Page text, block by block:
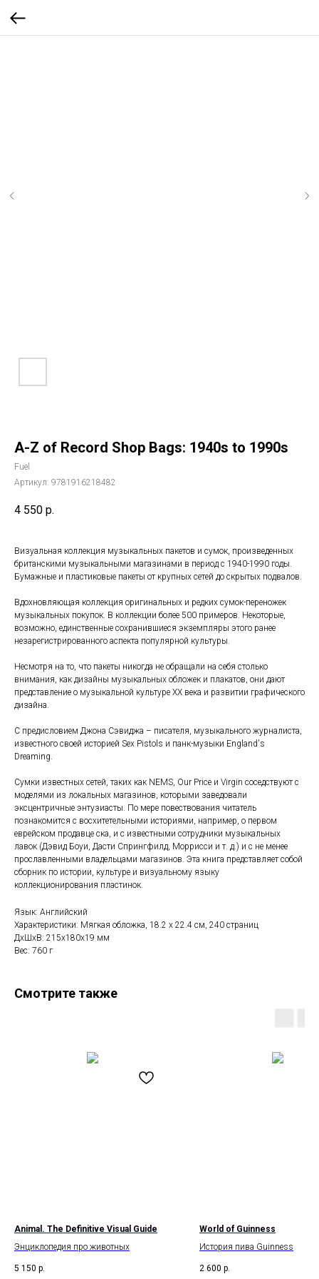
A-Z of Record Shop Bags: 1940s to 1990s
Fuel
Артикул: 9781916218482
4 550 р.
Визуальная коллекция музыкальных пакетов и сумок, произведенных
британскими музыкальными магазинами в период с 1940-1990 годы.
Бумажные и пластиковые пакеты от крупных сетей до скрытых подвалов.
Вдохновляющая коллекция оригинальных и редких сумок-переножек
музыкальных покупок. В коллекции более 500 примеров. Некоторые,
возможно, единственные сохранившиеся экземпляры этого ранее
незарегистрированного аспекта популярной культуры.
Несмотря на то, что пакеты никогда не обращали на себя столько
внимания, как дизайны музыкальных обложек и плакатов, они дают
представление о музыкальной культуре XX века и развитии графического
дизайна.
С предисловием Джона Сэвиджа – писателя, музыкального журналиста,
известного своей историей Sex Pistols и панк-музыки England's
Dreaming.
Сумки известных сетей, таких как NEMS, Our Price и Virgin соседствуют с
моделями из локальных магазинов, которыми заведовали
эксцентричные энтузиасты. По мере повествования читатель
познакомится с восхитетельными историями, например, о первом
еврейском продавце ска, и с известными сотрудники музыкальных
лавок (Дэвид Боуи, Дасти Спрингфилд, Моррисси и т. д.) и с не менее
прославленными владельцами магазинов. Эта книга представляет собой
сборник по истории, культуре и визуальному языку
коллекционирования пластинок.
Язык: Английский
Характеристики: Мягкая обложка, 18.2 x 22.4 см, 240 страниц
ДxШxВ: 215x180x19 мм
Вес: 760 г
Смотрите также
Animal. The Definitive Visual Guide
Энциклопедия про животных
5 150 р.
World of Guinness
История пива Guinness
2 600 р.